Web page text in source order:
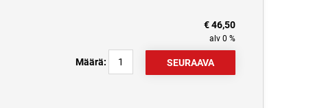
€ 46,50
alv 0 %
Määrä: